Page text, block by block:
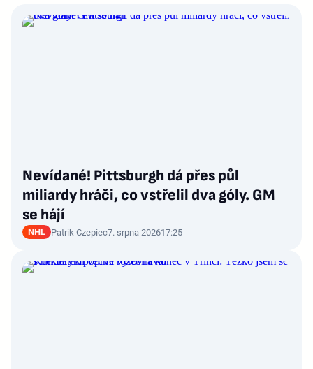
Nevídané! Pittsburgh dá přes půl
miliardy hráči, co vstřelil dva góly. GM
se hájí
NHL Patrik Czepiec7. srpna 202617:25